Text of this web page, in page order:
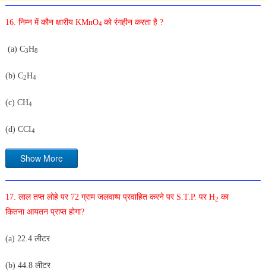
16. निम्न में कौन क्षारीय KMnO4 को रंगहीन करता है ?
(a) C3H8
(b) C2H4
(c) CH4
(d) CCI4
Show More
17. लाल तप्त लोहे पर 72 ग्राम जलवाष्प प्रवाहित करने पर S.T.P. पर H2 का
कितना आयतन प्राप्त होगा?
(a) 22.4 लीटर
(b) 44.8 लीटर